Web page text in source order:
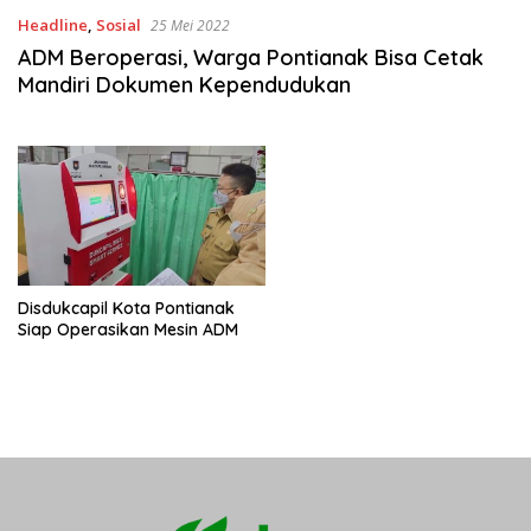
Headline, Sosial 25 Mei 2022
ADM Beroperasi, Warga Pontianak Bisa Cetak
Mandiri Dokumen Kependudukan
Disdukcapil Kota Pontianak
Siap Operasikan Mesin ADM